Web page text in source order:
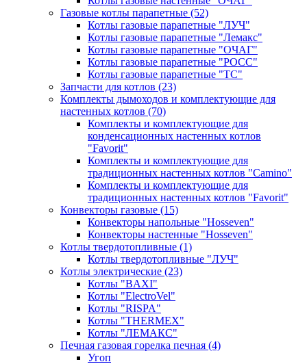
Газовые котлы парапетные (52)
Котлы газовые парапетные "ЛУЧ"
Котлы газовые парапетные "Лемакс"
Котлы газовые парапетные "ОЧАГ"
Котлы газовые парапетные "РОСС"
Котлы газовые парапетные "ТС"
Запчасти для котлов (23)
Комплекты дымоходов и комплектующие для
настенных котлов (70)
Комплекты и комплектующие для
конденсационных настенных котлов
"Favorit"
Комплекты и комплектующие для
традиционных настенных котлов "Camino"
Комплекты и комплектующие для
традиционных настенных котлов "Favorit"
Конвекторы газовые (15)
Конвекторы напольные "Hosseven"
Конвекторы настенные "Hosseven"
Котлы твердотопливные (1)
Котлы твердотопливные "ЛУЧ"
Котлы электрические (23)
Котлы "BAXI"
Котлы "ElectroVel"
Котлы "RISPA"
Котлы "THERMEX"
Котлы "ЛЕМАКС"
Печная газовая горелка печная (4)
Угоп